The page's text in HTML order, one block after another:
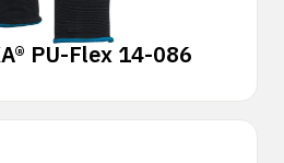
PU-Flex 14-086